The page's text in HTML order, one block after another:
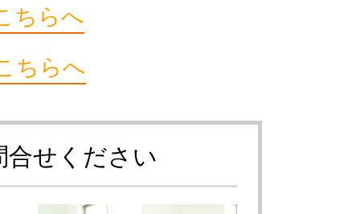
ちらへ
ちらへ
合せください